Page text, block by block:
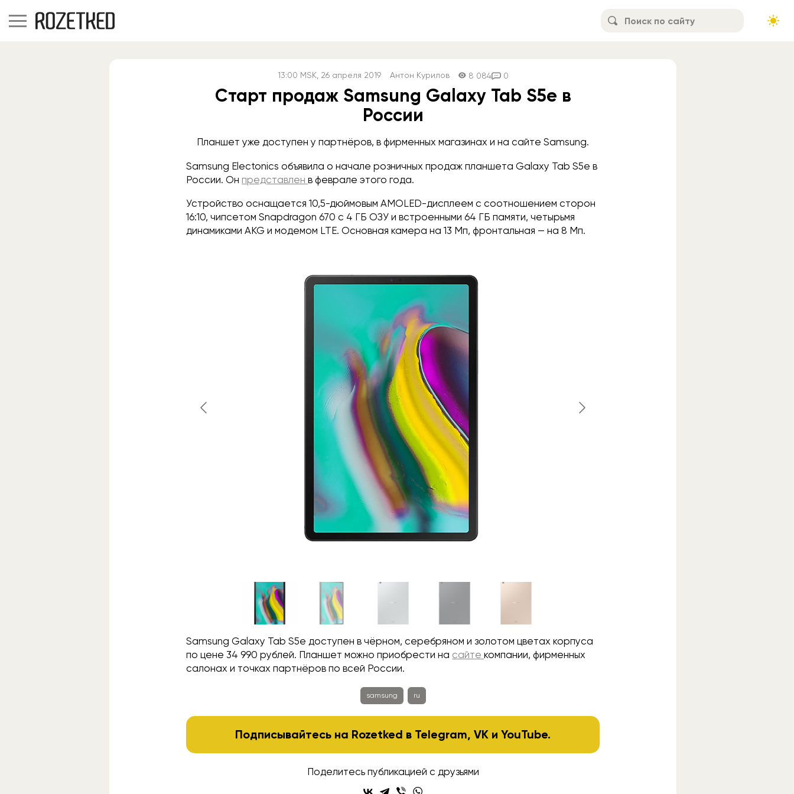
13:00 MSK, 26 апреля 2019 Антон Курилов 8 084 0
Старт продаж Samsung Galaxy Tab S5e в
России
Планшет уже доступен у партнёров, в фирменных магазинах и на сайте Samsung.
Samsung Electonics объявила о начале розничных продаж планшета Galaxy Tab S5e в
России. Он представленв феврале этого года.
Устройство оснащается 10,5-дюймовым AMOLED-дисплеем с соотношением сторон
16:10, чипсетом Snapdragon 670 с 4 ГБ ОЗУ и встроенными 64 ГБ памяти, четырьмя
динамиками AKG и модемом LTE. Основная камера на 13 Мп, фронтальная — на 8 Мп.
Samsung Galaxy Tab S5e доступен в чёрном, серебряном и золотом цветах корпуса
по цене 34 990 рублей. Планшет можно приобрести на сайтекомпании, фирменных
салонах и точках партнёров по всей России.
samsung ru
Подписывайтесь на Rozetked в Telegram,VK иYouTube.
Поделитесь публикацией с друзьями